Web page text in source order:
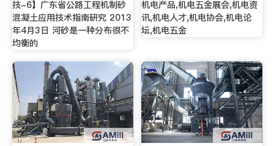
技-6】广东省公路工程机制砂
混凝土应用技术指南研究 2013
年4月3日 河砂是一种分布很不
均衡的
机电产品,机电五金展会,机电资
讯,机电人才,机电协会,机电论
坛,机电五金